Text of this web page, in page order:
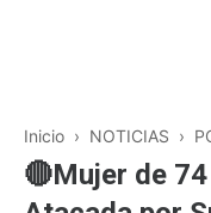
Inicio › NOTICIAS ›
🔴Mujer de